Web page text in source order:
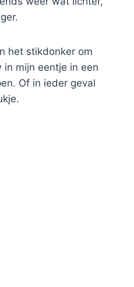
het stikdonker om
in mijn eentje in een
Of in ieder geval